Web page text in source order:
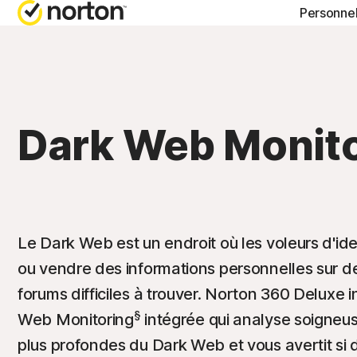
Norton 360 Premium
Tous les produits
Ressources sur
Dark Web
Le Dark Web est un endroit où les voleurs
ou vendre des informations personnelles sur
forums difficiles à trouver. Norton 360 Deluxe
Web Monitoring§ intégrée qui analyse
plus profondes du Dark Web et vous avertit si